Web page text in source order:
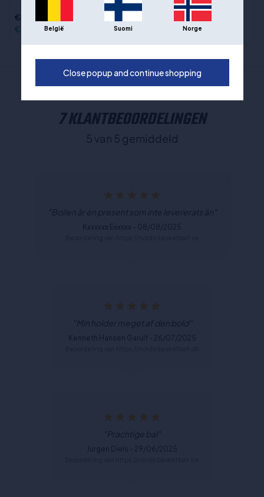
€40,00
€29,00
7 KLANTBEOORDELINGEN
5 van 5 gemiddeld
"Bollen är en present som inte levererats än"
Kxxxxxx Exxxxx - 08/08/2025
"Min holder meget af den bold"
Kenneth Hansen Garulf - 26/07/2025
"Prachtige bal"
Jurgen Diels - 29/06/2025
België Suomi Norge
Close popup and continue shopping